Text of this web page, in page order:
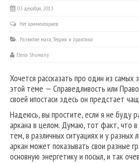
03 декабря, 2013
Нет комментариев
Развитие мага,Теория и практика
Elena Shuwany
Хочется рассказать про один из самых
этой теме — Справедливость или
своей ипостаси здесь он предстает
Надеюсь, вы простите, если я не буду
аркана в целом. Думаю, тот факт, что
тем, в различных ситуациях и у
аркан может показывать свои разные
основную энергетику и посыл, и так